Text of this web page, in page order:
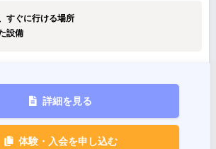
すぐに行ける場所
設備
詳細を見る
体験・入会を申し込む